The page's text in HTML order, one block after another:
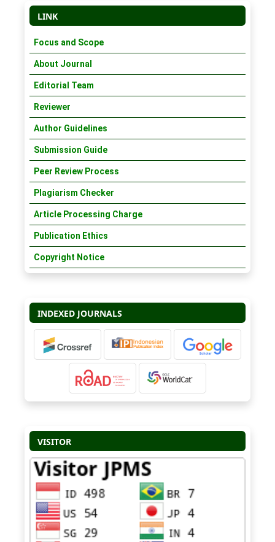
LINK
Focus and Scope
About Journal
Editorial Team
Reviewer
Author Guidelines
Submission Guide
Peer Review Process
Plagiarism Checker
Article Processing Charge
Publication Ethics
Copyright Notice
INDEXED JOURNALS
VISITOR